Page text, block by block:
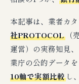
本記事は、業者カ
社PROTOCOL
運営）の実務知見
業庁の公的データを
10軸で実額比較 し